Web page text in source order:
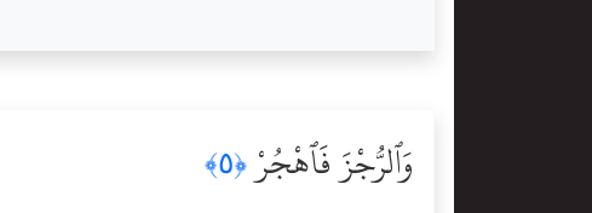
وَٱلرُّجْزَ فَٱهْجُرْ﴿٥﴾